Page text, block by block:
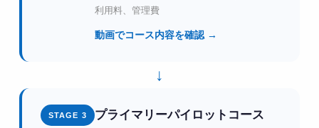
利用料、管理費
動画でコース内容を確認 →
↓
STAGE 3 プライマリーパイロットコース